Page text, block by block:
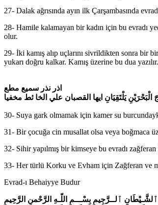
27- Dalak ağrısında ayın ilk Çarşambasında
28- Hamile kalamayan bir kadın için bu evradı
olur.
29- İki kamış alıp uçlarını sivrildikten sonra bir
yukarı doğru kalkar. Kamış üzerine bu dua yazılır.
اذر نذر سميع مطع
الْبَحْرَيْنِ يَلْتَقِيَانِ ايها القصبان علي الخا ئط مخفيا
30- Suya gark olmamak için kamer su
31- Bir çocuğa cin musallat olsa veya boğmaca
32- Sihir yapılmış bir kimseye bu evradı
33- Her türlü Korku ve Evham için Zağferan ve
Evrad-ı Behaiyye Budur
ٱلشَّـيْطَانِ ٱلــرَّجِيمِ بِسْـــمِ اللّـهِ الرَّحْمنِ الرَّحِيمِ